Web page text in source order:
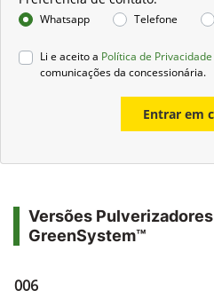
Whatsapp Telefone
Li e aceito a Política de Privacidade
comunicações da concessionária.
Entrar em
Versões
GreenSystem™